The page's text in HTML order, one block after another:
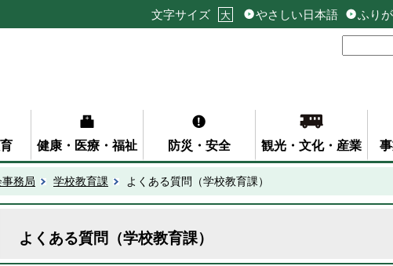
文字サイズ 大 やさしい日本語 ふり
健康・医療・福祉 防災・安全 観光・文化・産業
務局 学校教育課 よくある質問（学校教育課）
よくある質問（学校教育課）